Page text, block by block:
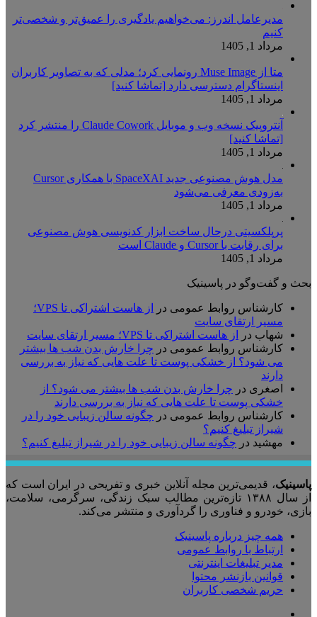
مدیرعامل اندرز: می‌خواهیم یادگیری را عمیق‌تر و شخصی‌تر
کنیم
مرداد 1, 1405
متا از Muse Image رونمایی کرد؛ مدلی که به تصاویر کاربران
اینستاگرام دسترسی دارد [تماشا کنید]
مرداد 1, 1405
آنتروپیک نسخه وب و موبایل Claude Cowork را منتشر کرد
[تماشا کنید]
مرداد 1, 1405
مدل هوش مصنوعی جدید SpaceXAI با همکاری Cursor
به‌زودی معرفی می‌شود
مرداد 1, 1405
پرپلکسیتی درحال ساخت ابزار کدنویسی هوش مصنوعی
برای رقابت با Cursor و Claude است
مرداد 1, 1405
بحث و گفت‌وگو در پاسینیک
کارشناس روابط عمومی در
از هاست اشتراکی تا VPS؛
مسیر ارتقای سایت
شهاب در
از هاست اشتراکی تا VPS؛ مسیر ارتقای سایت
کارشناس روابط عمومی در چرا خارش بدن شب ها بیشتر
می شود؟ از خشکی پوست تا علت هایی که نیاز به بررسی
دارند
اصغری در چرا خارش بدن شب ها بیشتر می شود؟ از
خشکی پوست تا علت هایی که نیاز به بررسی دارند
کارشناس روابط عمومی در چگونه سالن زیبایی خود را در
شیراز تبلیغ کنیم؟
مهشید در چگونه سالن زیبایی خود را در شیراز تبلیغ کنیم؟
پاسینیک، قدیمی‌ترین مجله آنلاین خبری و تفریحی در ایران است که
از سال ۱۳۸۸ تازه‌ترین مطالب سبک زندگی، سرگرمی، سلامت،
بازی، خودرو و فناوری را گردآوری و منتشر می‌کند.
همه چیز درباره پاسینیک
ارتباط با روابط عمومی
مدیر تبلیغات اینترنتی
قوانین بازنشر محتوا
حریم شخصی کاربران